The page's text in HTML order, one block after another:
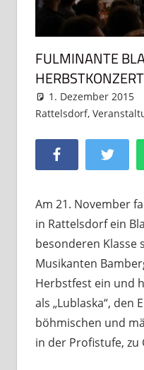
FULMINANTE
1. Dezember 2015
Rattelsdorf,
Facebook Twitter
Am 21. November
in Rattelsdorf ein
besonderen Klasse
Musikanten
Herbstfest ein und
als „Lublaska“, den
böhmischen und
in der Profistufe, zu